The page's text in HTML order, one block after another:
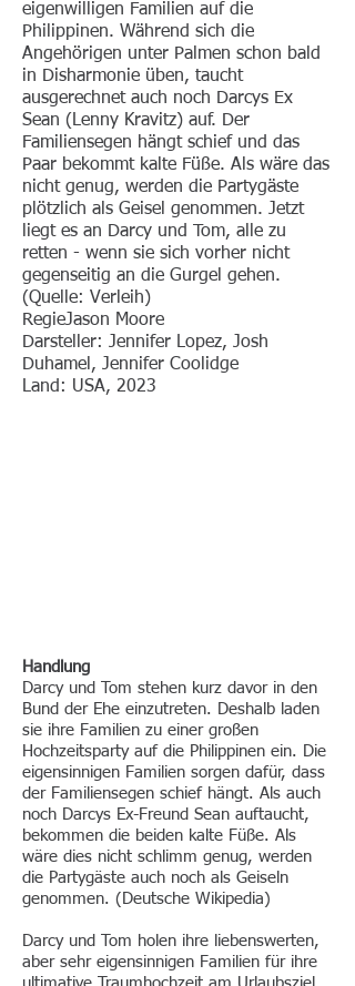
eigenwilligen Familien auf die
Philippinen. Während sich die
Angehörigen unter Palmen schon bald
in Disharmonie üben, taucht
ausgerechnet auch noch Darcys Ex
Sean (Lenny Kravitz) auf. Der
Familiensegen hängt schief und das
Paar bekommt kalte Füße. Als wäre das
nicht genug, werden die Partygäste
plötzlich als Geisel genommen. Jetzt
liegt es an Darcy und Tom, alle zu
retten - wenn sie sich vorher nicht
gegenseitig an die Gurgel gehen.
(Quelle: Verleih)
RegieJason Moore
Darsteller: Jennifer Lopez, Josh
Duhamel, Jennifer Coolidge
Land: USA, 2023
Handlung
Darcy und Tom stehen kurz davor in den
Bund der Ehe einzutreten. Deshalb laden
sie ihre Familien zu einer großen
Hochzeitsparty auf die Philippinen ein. Die
eigensinnigen Familien sorgen dafür, dass
der Familiensegen schief hängt. Als auch
noch Darcys Ex-Freund Sean auftaucht,
bekommen die beiden kalte Füße. Als
wäre dies nicht schlimm genug, werden
die Partygäste auch noch als Geiseln
genommen. (Deutsche Wikipedia)
Darcy und Tom holen ihre liebenswerten,
aber sehr eigensinnigen Familien für ihre